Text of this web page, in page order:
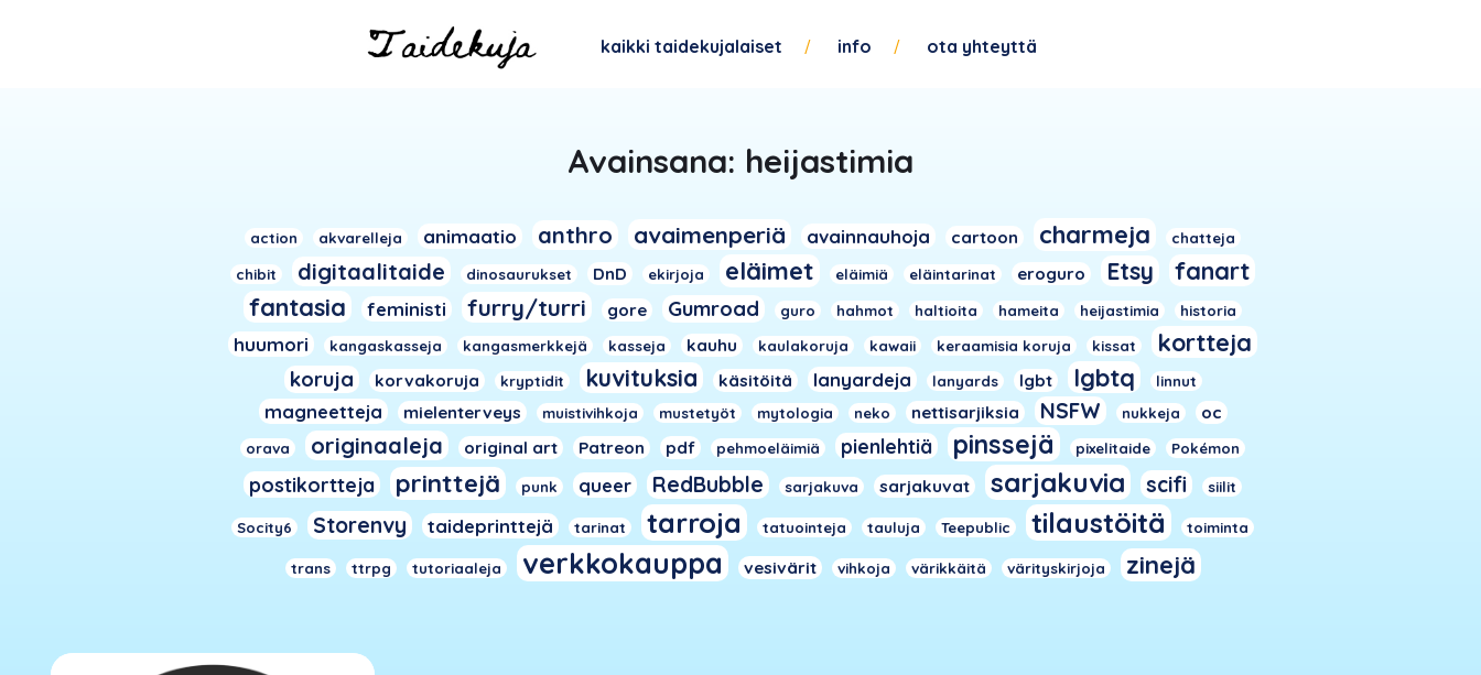
kaikki taidekujalaiset info ota yhteyttä
Avainsana: heijastimia
action akvarelleja animaatio anthro avaimenperiä avainnauhoja cartoon charmeja chatteja
chibit digitaalitaide dinosaurukset DnD ekirjoja eläimet eläimiä eläintarinat eroguro Etsy
fanart
fantasia
feministi furry/turri gore Gumroad guro hahmot haltioita hameita heijastimia historia
huumori kangaskasseja kangasmerkkejä kasseja kauhu kaulakoruja kawaii keraamisia koruja kissat kortteja
koruja korvakoruja kryptidit kuvituksia käsitöitä lanyardeja lanyards lgbt lgbtq linnut
magneetteja mielenterveys muistivihkoja mustetyöt mytologia neko nettisarjiksia NSFW nukkeja oc
orava originaaleja original art Patreon pdf pehmoeläimiä pienlehtiä pinssejä pixelitaide Pokémon
postikortteja printtejä punk queer RedBubble sarjakuva sarjakuvat sarjakuvia scifi siilit
Socity6 Storenvy taideprinttejä tarinat tarroja tatuointeja tauluja Teepublic tilaustöitä toiminta
trans ttrpg tutoriaaleja verkkokauppa vesivärit vihkoja värikkäitä värityskirjoja zinejä